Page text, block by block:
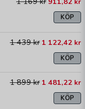
KÖP
1 439 kr 1 122,42 kr
KÖP
1 899 kr 1 481,22 kr
KÖP